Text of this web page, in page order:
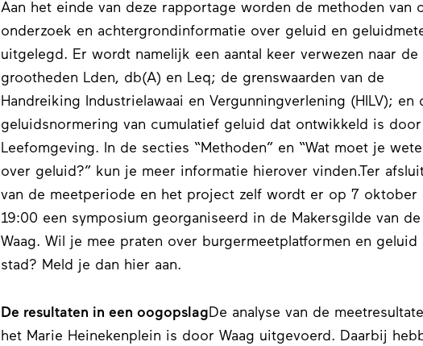
Aan het einde van deze rapportage worden de methoden van
onderzoek en achtergrondinformatie over geluid en
uitgelegd. Er wordt namelijk een aantal keer verwezen naar de
grootheden Lden, db(A) en Leq; de grenswaarden van de
Handreiking Industrielawaai en Vergunningverlening (HILV); en
geluidsnormering van cumulatief geluid dat ontwikkeld is door
Leefomgeving. In de secties “Methoden” en “Wat moet je
over geluid?” kun je meer informatie hierover vinden.Ter
van de meetperiode en het project zelf wordt er op 7 oktober
19:00 een symposium georganiseerd in de Makersgilde van de
Waag. Wil je mee praten over burgermeetplatformen en geluid
stad? Meld je dan hier aan.
De resultaten in een oogopslagDe analyse van de
het Marie Heinekenplein is door Waag uitgevoerd. Daarbij